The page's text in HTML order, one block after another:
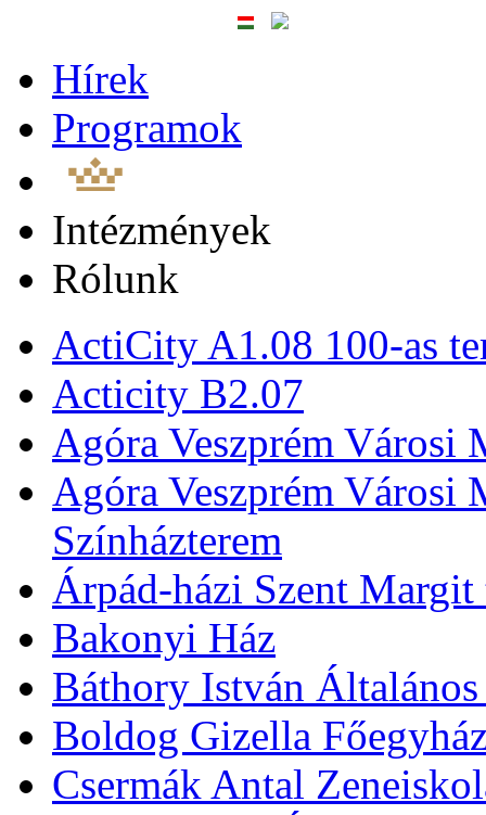
Hírek
Programok
Intézmények
Rólunk
ActiCity A1.08 100-as
Acticity B2.07
Agóra Veszprém Városi
Agóra Veszprém Városi
Színházterem
Árpád-házi Szent
Bakonyi Ház
Báthory István
Boldog Gizella
Csermák Antal